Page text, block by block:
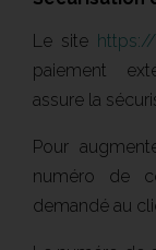
Le site
paiement
assure la
Pour
numéro de
demandé au